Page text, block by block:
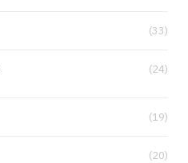
(33)
(24)
(19)
(20)